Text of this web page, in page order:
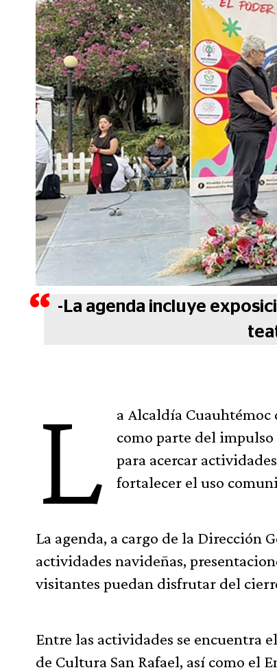
-La agenda incluye
L
a Alcaldía
como parte del
para acercar
fortalecer el uso
La agenda, a cargo de la Dirección
actividades navideñas,
visitantes puedan disfrutar del
Entre las actividades se encuentra
de Cultura San Rafael, así como el